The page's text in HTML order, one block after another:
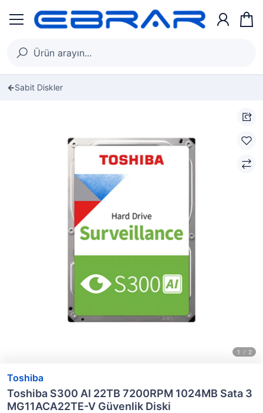
Sabit Diskler
Toshiba
Toshiba S300 AI 22TB 7200RPM 1024MB Sata 3
MG11ACA22TE-V Güvenlik Diski